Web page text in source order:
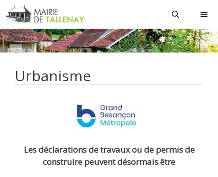
Aller
au
contenu
Urbanisme
Les déclarations de travaux ou de permis de
construire peuvent désormais être